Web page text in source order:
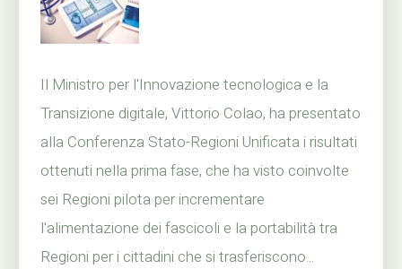
Il Ministro per l'Innovazione tecnologica e la
Transizione digitale, Vittorio Colao, ha presentato
alla Conferenza Stato-Regioni Unificata i risultati
ottenuti nella prima fase, che ha visto coinvolte
sei Regioni pilota per incrementare
l'alimentazione dei fascicoli e la portabilità tra
Regioni per i cittadini che si trasferiscono...